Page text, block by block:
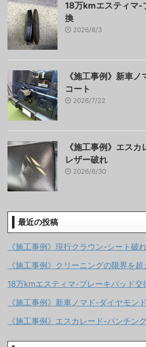
18万kmエスティマ-
換
2026/8/3
《施工事例》新車
コート
2026/7/22
《施工事例》エス
レザー破れ
2026/6/30
最近の投稿
《施工事例》現行クラウン-シート破
《施工事例》クリーニングの限界を
18万kmエスティマ-ブレーキパッド交
《施工事例》新車ノマド-ダイヤモン
《施工事例》エスカレード-パンチン